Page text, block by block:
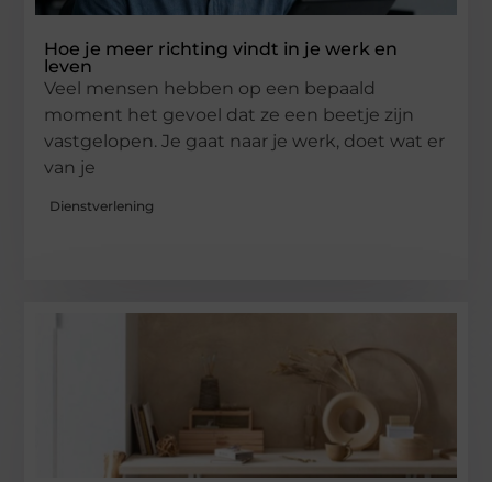
Hoe je meer richting vindt in je werk en
leven
Veel mensen hebben op een bepaald
moment het gevoel dat ze een beetje zijn
vastgelopen. Je gaat naar je werk, doet wat er
van je
Dienstverlening